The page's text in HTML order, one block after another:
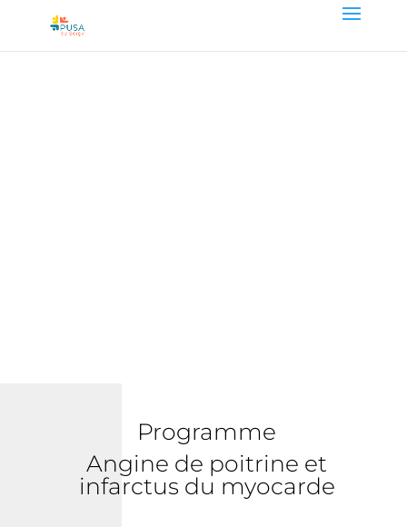
Programme
Angine de poitrine et
infarctus du myocarde